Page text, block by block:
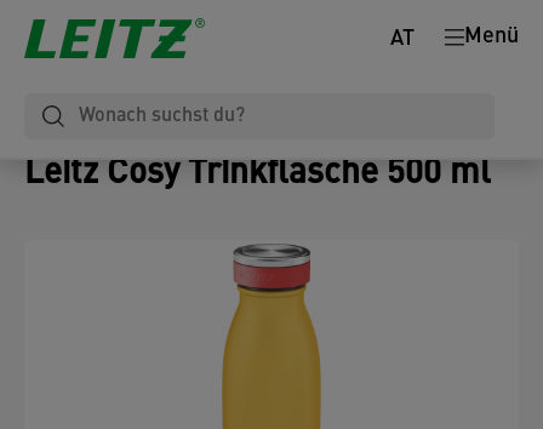
Menü
AT
Leitz Cosy Trinkflasche 500 ml